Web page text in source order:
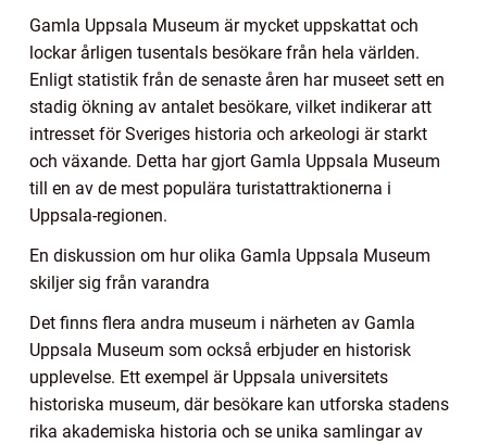
Gamla Uppsala Museum är mycket uppskattat och
lockar årligen tusentals besökare från hela världen.
Enligt statistik från de senaste åren har museet sett en
stadig ökning av antalet besökare, vilket indikerar att
intresset för Sveriges historia och arkeologi är starkt
och växande. Detta har gjort Gamla Uppsala Museum
till en av de mest populära turistattraktionerna i
Uppsala-regionen.
En diskussion om hur olika Gamla Uppsala Museum
skiljer sig från varandra
Det finns flera andra museum i närheten av Gamla
Uppsala Museum som också erbjuder en historisk
upplevelse. Ett exempel är Uppsala universitets
historiska museum, där besökare kan utforska stadens
rika akademiska historia och se unika samlingar av